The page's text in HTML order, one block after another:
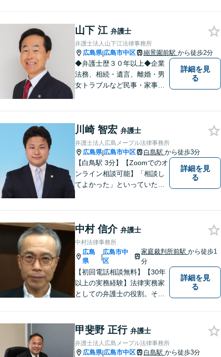
重視しています。また、弊事
務所は迅速な対応・回答を最
優先にしています。
山下 江 弁護士
弁護士法人山下江法律事務所
広島県|広島市中区 縮景園前駅 から徒歩2分
◆弁護士歴３０年以上◆企業
法務、相続・遺言、離婚・男
女トラブルなど民事・家事事
電話／オンライン相談可◆相
談実績39,000件以上（事務所
総数）
詳細を見
る
川崎 智宏 弁護士
弁護士法人広島メープル法律事務所
広島県|広島市中区 白島駅 から徒歩3分
【白鳥駅 3分】【Zoomでのオ
ンライン相談可能】「相談し
てよかった」といっていただ
スペースのご用意が可能で
す。ご希望の方はご予約の際
にお申し付けください。
詳細を見
る
中村 信介 弁護士
中村法律事務所
広島
県
|
広島市中
区
家庭裁判所前駅から徒歩1
分
【初回電話相談無料】【30年
以上の実務経験】法律実務家
としての弁護士の役割。それ
トラブルをかかえた組織また
は人と一定の距離を保ちなが
ら、できるだけ納得のいく解
詳細を見
る
甲斐野 正行 弁護士
弁護士法人広島メープル法律事務所
広島県|広島市中区 白島駅 から徒歩3分